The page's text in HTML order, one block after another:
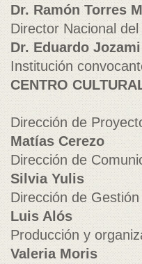
Dr. Ramón Torres
Director Nacional
Dr. Eduardo Jozami
Institución
CENTRO
Dirección de
Matías Cerezo
Dirección de
Silvia Yulis
Dirección de
Luis Alós
Producción y
Valeria Moris